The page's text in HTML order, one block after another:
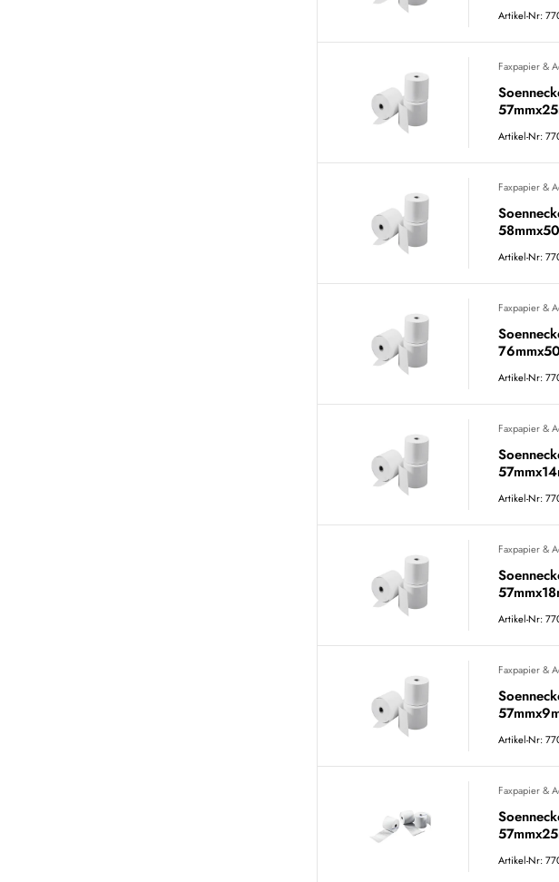
Artikel-Nr:
Faxpapier &
Artikel-Nr:
Faxpapier &
Artikel-Nr:
Faxpapier &
Artikel-Nr:
Faxpapier &
Artikel-Nr:
Faxpapier &
Artikel-Nr:
Faxpapier &
Artikel-Nr:
Faxpapier &
Artikel-Nr: